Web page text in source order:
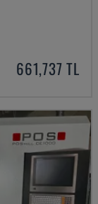
661,737 TL